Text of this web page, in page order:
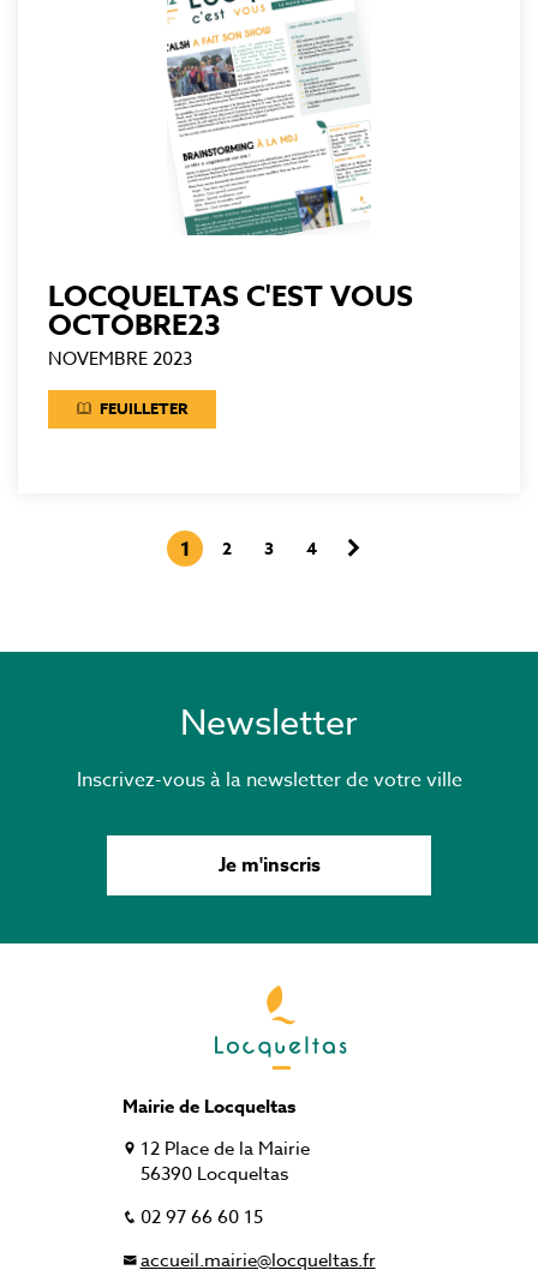
LOCQUELTAS C'EST VOUS
OCTOBRE23
NOVEMBRE 2023
FEUILLETER
PaginationPage
courante
1 Page
2 Page
3 Page
4 Page
Newsletter
Inscrivez-vous à la newsletter de votre ville
Je m'inscris
Mairie de Locqueltas
12 Place de la Mairie
56390 Locqueltas
02 97 66 60 15
accueil.mairie@locqueltas.fr